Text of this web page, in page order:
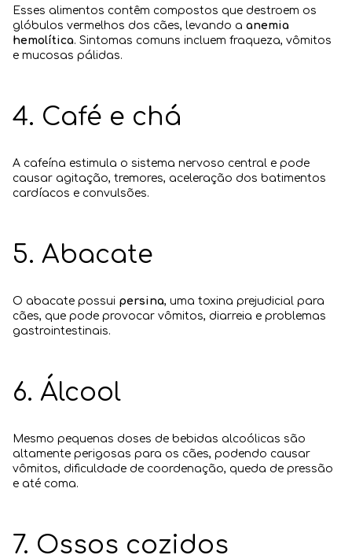
Esses alimentos contêm compostos que destroem os
glóbulos vermelhos dos cães, levando a anemia
hemolítica. Sintomas comuns incluem fraqueza, vômitos
e mucosas pálidas.
4. Café e chá
A cafeína estimula o sistema nervoso central e pode
causar agitação, tremores, aceleração dos batimentos
cardíacos e convulsões.
5. Abacate
O abacate possui persina, uma toxina prejudicial para
cães, que pode provocar vômitos, diarreia e problemas
gastrointestinais.
6. Álcool
Mesmo pequenas doses de bebidas alcoólicas são
altamente perigosas para os cães, podendo causar
vômitos, dificuldade de coordenação, queda de pressão
e até coma.
7. Ossos cozidos